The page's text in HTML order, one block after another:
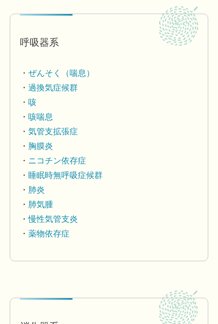
呼吸器系
ぜんそく（喘息）
過換気症候群
咳
咳喘息
気管支拡張症
胸膜炎
ニコチン依存症
睡眠時無呼吸症候群
肺炎
肺気腫
慢性気管支炎
薬物依存症